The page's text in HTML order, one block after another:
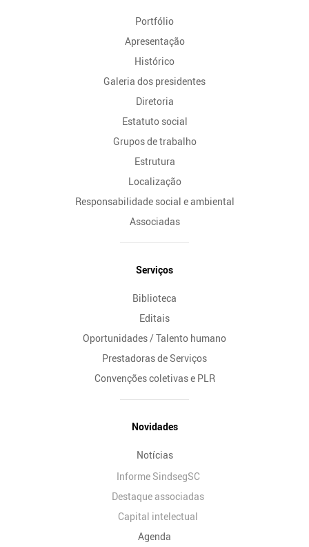
Portfólio
Apresentação
Histórico
Galeria dos presidentes
Diretoria
Estatuto social
Grupos de trabalho
Estrutura
Localização
Responsabilidade social e ambiental
Associadas
Serviços
Biblioteca
Editais
Oportunidades / Talento humano
Prestadoras de Serviços
Convenções coletivas e PLR
Novidades
Notícias
Informe SindsegSC
Destaque associadas
Capital intelectual
Agenda